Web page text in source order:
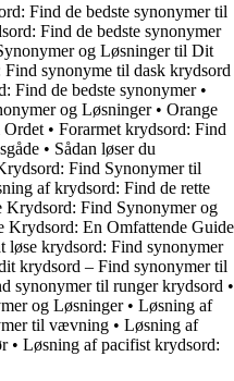
Find de bedste synonymer til
Find de bedste synonymer
og Løsninger til Dit
synonyme til dask krydsord
Find de bedste synonymer•
og Løsninger• Orange
Ordet • Forarmet krydsord: Find
• Sådan løser du
Find Synonymer til
af krydsord: Find de rette
Krydsord: Find Synonymer og
Krydsord: En Omfattende Guide
løse krydsord: Find synonymer
krydsord – Find synonymer til
synonymer til runger krydsord •
og Løsninger• Løsning af
til vævning • Løsning af
• Løsning af pacifist krydsord: